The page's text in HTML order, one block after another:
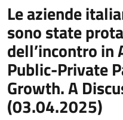
Le aziende
sono state
dell’incontro in
Public-Private
Growth. A
(03.04.2025)